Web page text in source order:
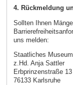
4. Rückmeldung
Sollten Ihnen
uns melden:
Staatliches
z.Hd. Anja Sattler
Erbprinzenstraße 13
76133 Karlsruhe